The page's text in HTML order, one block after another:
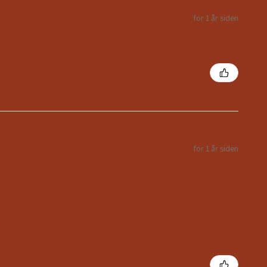
for 1 år siden
for 1 år siden